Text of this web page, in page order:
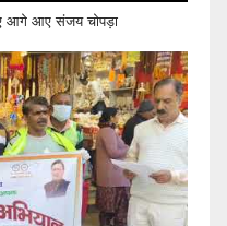
आगे आए संजय चोपड़ा